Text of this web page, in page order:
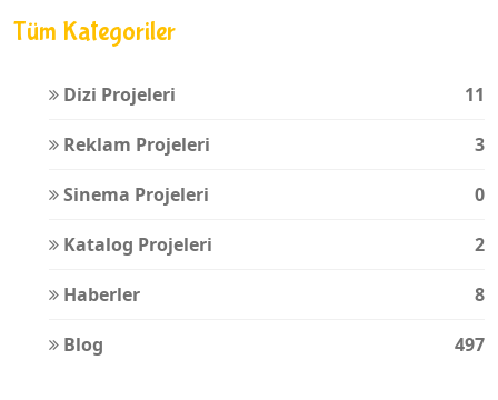
Tüm Kategoriler
Dizi Projeleri 11
Reklam Projeleri 3
Sinema Projeleri 0
Katalog Projeleri 2
Haberler 8
Blog 497